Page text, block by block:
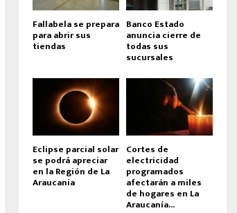
Fallabela se prepara
para abrir sus
tiendas
Banco Estado
anuncia cierre de
todas sus
sucursales
Eclipse parcial solar
se podrá apreciar
en la Región de La
Araucania
Cortes de
electricidad
programados
afectarán a miles
de hogares en La
Araucanía...